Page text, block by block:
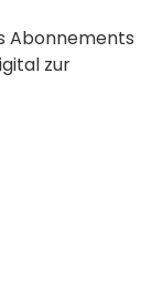
Abonnements
zur